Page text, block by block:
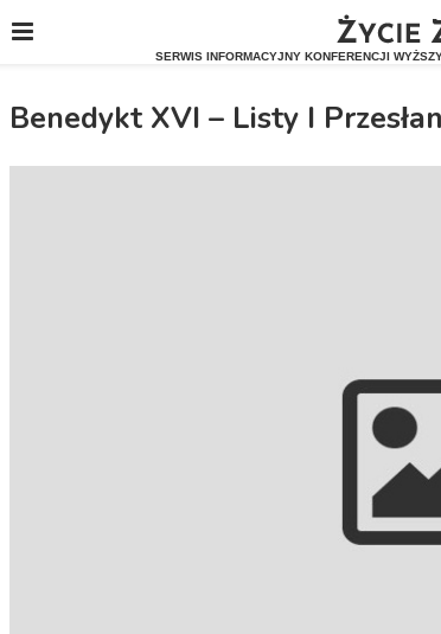
Benedykt XVI – Listy I